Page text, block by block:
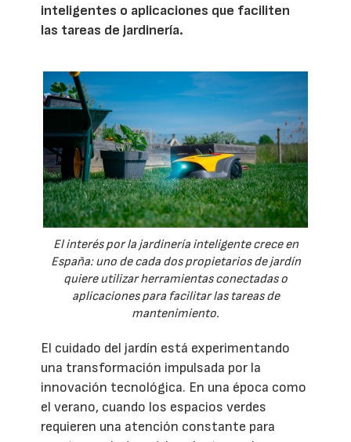
inteligentes o aplicaciones que faciliten
las tareas de jardinería.
El interés por la jardinería inteligente crece en
España: uno de cada dos propietarios de jardín
quiere utilizar herramientas conectadas o
aplicaciones para facilitar las tareas de
mantenimiento.
El cuidado del jardín está experimentando
una transformación impulsada por la
innovación tecnológica. En una época como
el verano, cuando los espacios verdes
requieren una atención constante para